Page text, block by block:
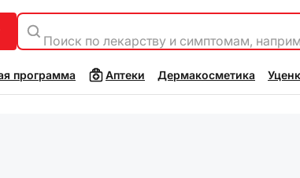
Поиск по лекарству и симптомам,
программа Аптеки Дермакосметика